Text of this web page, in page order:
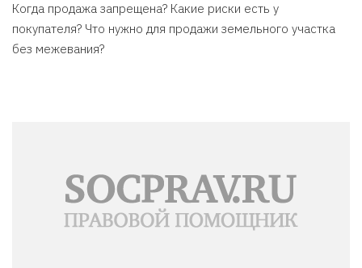
Когда продажа запрещена? Какие риски есть у
покупателя? Что нужно для продажи земельного участка
без межевания?